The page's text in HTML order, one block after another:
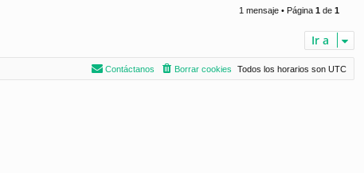
b
1 mensaje • Página 1 de 1
Ir a
Todos los horarios son UTC
Borrar cookies
Contáctanos